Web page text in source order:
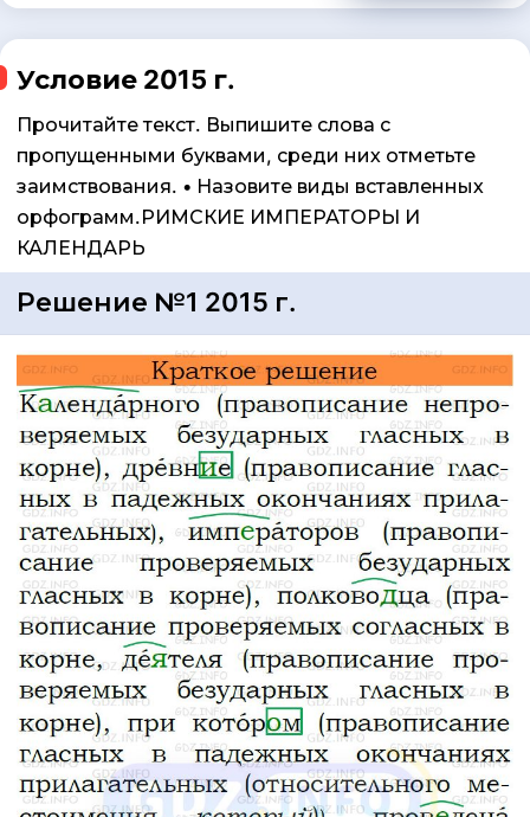
Условие 2015 г.
Прочитайте текст. Выпишите слова с
пропущенными буквами, среди них отметьте
заимствования. • Назовите виды вставленных
орфограмм.РИМСКИЕ ИМПЕРАТОРЫ И
КАЛЕНДАРЬ
Решение №1 2015 г.